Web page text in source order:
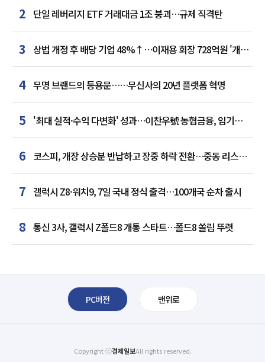
2 단일 레버리지 ETF 거래대금 1조 붕괴…규제 직격탄
3
상법 개정 후 배당 기업 48%↑…이재용 회장 728억원 '개인
최다'
4 무명 브랜드의 등용문……무신사의 20년 플랫폼 혁명
5 '최대 실적·수익 다변화' 성과…이찬우號 농협금융, 임기
말년 성장 박차
6 코스피, 개장 상승분 반납하고 장중 하락 전환…중동 리스크·
美 경계감
7 갤럭시 Z8·워치9, 7일 국내 정식 출격…100개국 순차 출시
8 통신 3사, 갤럭시 Z폴드8 개통 스타트…폴드8 쏠림 뚜렷
PC버전 맨위로
Copyright ⓒ경제일보All rights reserved.